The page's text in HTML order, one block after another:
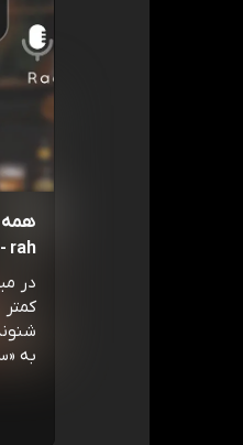
rah - رادیو راه از مجتبی شکوری
در
به